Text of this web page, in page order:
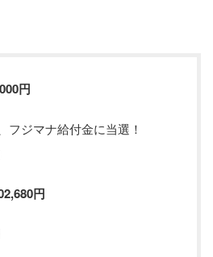
円
フジマナ給付金に当選！
円